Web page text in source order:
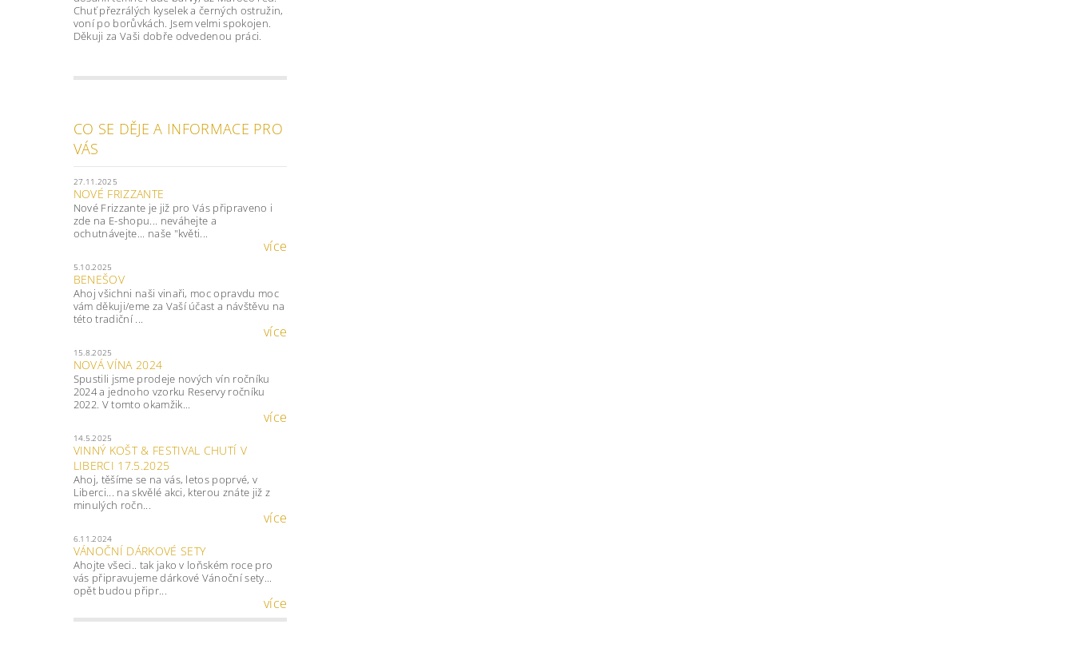
Chuť přezrálých kyselek a černých ostružin,
voní po borůvkách. Jsem velmi spokojen.
Děkuji za Vaši dobře odvedenou práci.
CO SE DĚJE A INFORMACE PRO
VÁS
27.11.2025
NOVÉ FRIZZANTE
Nové Frizzante je již pro Vás připraveno i
zde na E-shopu... neváhejte a
ochutnávejte... naše "květi...
více
5.10.2025
BENEŠOV
Ahoj všichni naši vinaři, moc opravdu moc
vám děkuji/eme za Vaší účast a návštěvu na
této tradiční ...
více
15.8.2025
NOVÁ VÍNA 2024
Spustili jsme prodeje nových vín ročníku
2024 a jednoho vzorku Reservy ročníku
2022. V tomto okamžik...
více
14.5.2025
VINNÝ KOŠT & FESTIVAL CHUTÍ V
LIBERCI 17.5.2025
Ahoj, těšíme se na vás, letos poprvé, v
Liberci... na skvělé akci, kterou znáte již z
minulých ročn...
více
6.11.2024
VÁNOČNÍ DÁRKOVÉ SETY
Ahojte všeci.. tak jako v loňském roce pro
vás připravujeme dárkové Vánoční sety...
opět budou připr...
více